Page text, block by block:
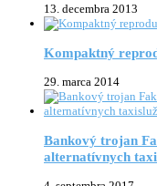
13. decembra 2013
Kompaktný
29. marca 2014
Bankový trojan
alternatívnych